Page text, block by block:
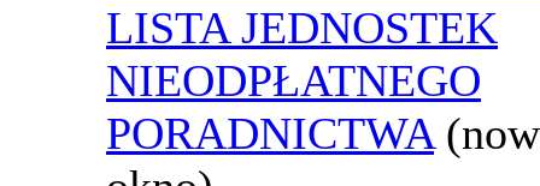
LISTA JEDNOSTEK
NIEODPŁATNEGO
PORADNICTWA